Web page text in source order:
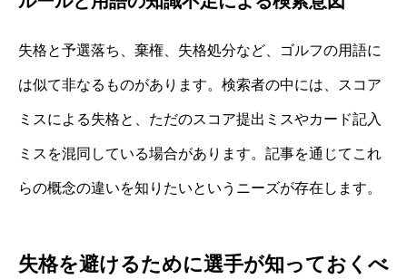
失格と予選落ち、棄権、失格処分など、ゴルフの用語に
は似て非なるものがあります。検索者の中には、スコア
ミスによる失格と、ただのスコア提出ミスやカード記入
ミスを混同している場合があります。記事を通じてこれ
らの概念の違いを知りたいというニーズが存在します。
失格を避けるために選手が知っておくべ